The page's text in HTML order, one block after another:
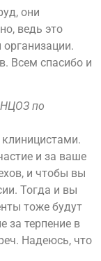
они
ведь это
Всем спасибо и
НЦОЗ по
и за ваше
и чтобы вы
Тогда и вы
тоже будут
за терпение в
Надеюсь, что